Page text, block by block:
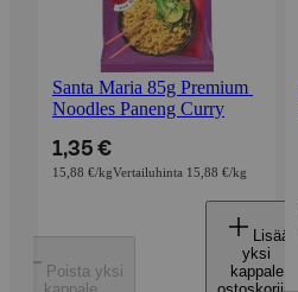
Santa Maria 85g Premium
Noodles Paneng Curry
1,35 €
15,88 €/kgVertailuhinta 15,88 €/kg
Poista yksi
Lisää
yksi
kappale